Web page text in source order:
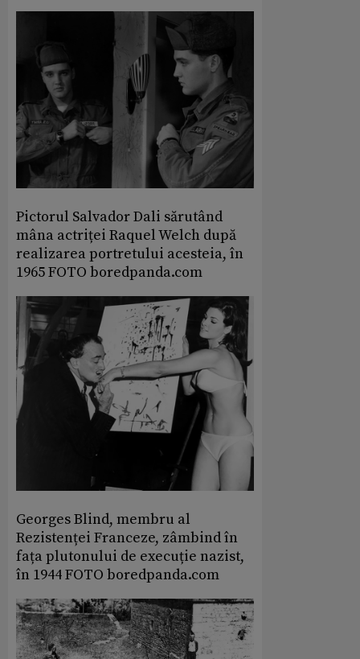
Pictorul Salvador Dali sărutând
mâna actriței Raquel Welch după
realizarea portretului acesteia, în
1965 FOTO boredpanda.com
Georges Blind, membru al
Rezistenței Franceze, zâmbind în
fața plutonului de execuție nazist,
în 1944 FOTO boredpanda.com